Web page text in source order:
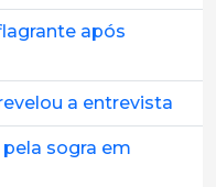
após
a entrevista
sogra em